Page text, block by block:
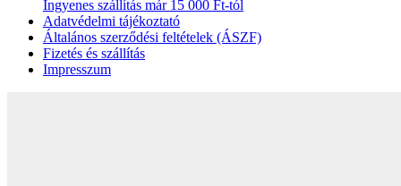
Ingyenes szállítás már 15 000 Ft-tól
Adatvédelmi tájékoztató
Általános szerződési feltételek (ÁSZF)
Fizetés és szállítás
Impresszum